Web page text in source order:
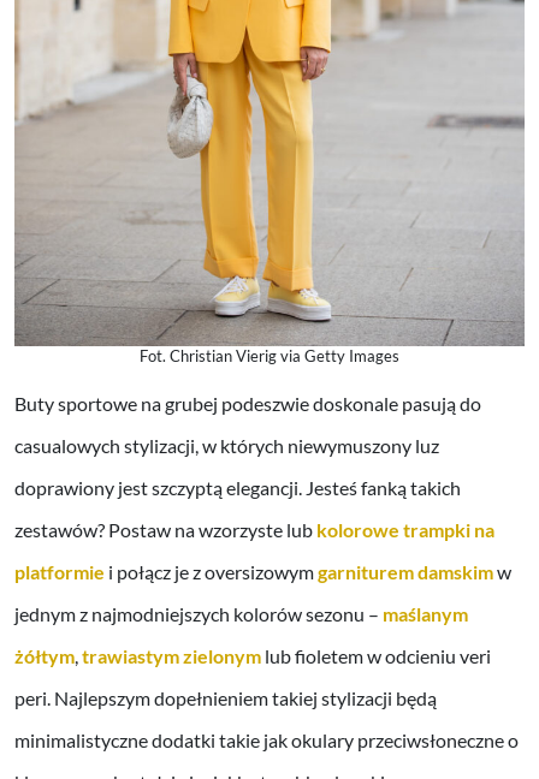
Fot. Christian Vierig via Getty Images
Buty sportowe na grubej podeszwie doskonale pasują do
casualowych stylizacji, w których niewymuszony luz
doprawiony jest szczyptą elegancji. Jesteś fanką takich
zestawów? Postaw na wzorzyste lub kolorowe trampki na
platformie i połącz je z oversizowymgarniturem damskimw
jednym z najmodniejszych kolorów sezonu – maślanym
żółtym,trawiastym zielonym lub fioletem w odcieniu veri
peri. Najlepszym dopełnieniem takiej stylizacji będą
minimalistyczne dodatki takie jak okulary przeciwsłoneczne o